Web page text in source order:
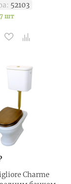
52103
шт
Charme